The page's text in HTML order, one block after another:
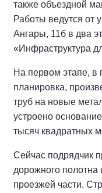
также объездной
Работы ведутся от
Ангары, 11б в два
«Инфраструктура
На первом этапе,
планировка,
труб на новые
устроено
тысяч квадратных
Сейчас подрядчик
дорожного
проезжей части.